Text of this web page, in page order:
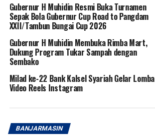
Gubernur H Muhidin Resmi Buka Turnamen
Sepak Bola Gubernur Cup Road to Pangdam
XXII/Tambun Bungai Cup 2026
Gubernur H Muhidin Membuka Rimba Mart,
Dukung Program Tukar Sampah dengan
Sembako
Milad ke-22 Bank Kalsel Syariah Gelar Lomba
Video Reels Instagram
BANJARMASIN